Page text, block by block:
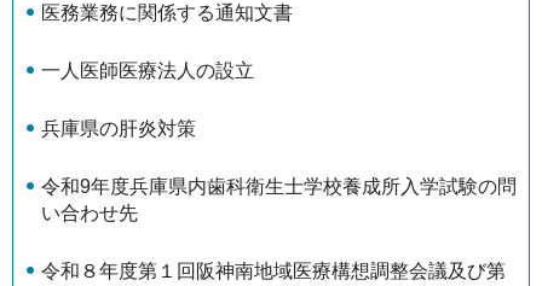
医務業務に関係する通知文書
一人医師医療法人の設立
兵庫県の肝炎対策
令和9年度兵庫県内歯科衛生士学校養成所入学試験の問
い合わせ先
令和８年度第１回阪神南地域医療構想調整会議及び第